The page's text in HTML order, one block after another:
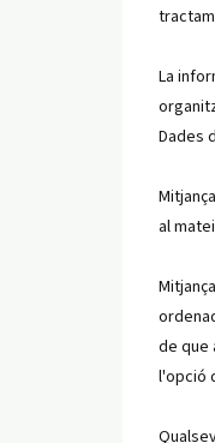
La
Dades
al
de que
l'opció